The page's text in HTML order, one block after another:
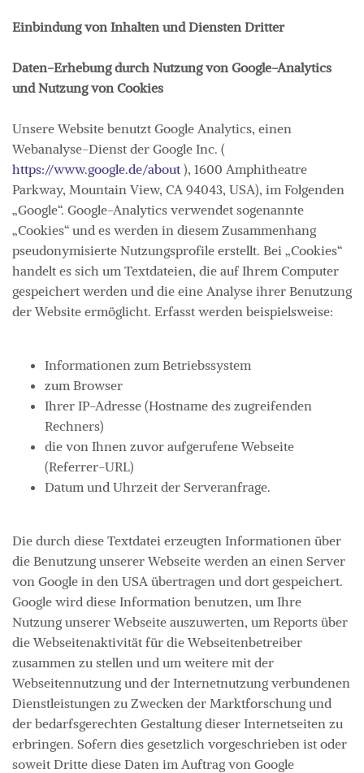
Einbindung von Inhalten und Diensten Dritter
Daten-Erhebung durch Nutzung von Google-Analytics
und Nutzung von Cookies
Unsere Website benutzt Google Analytics, einen
Webanalyse-Dienst der Google Inc. (
https://www.google.de/about ), 1600 Amphitheatre
Parkway, Mountain View, CA 94043, USA), im Folgenden
„Google“. Google-Analytics verwendet sogenannte
„Cookies“ und es werden in diesem Zusammenhang
pseudonymisierte Nutzungsprofile erstellt. Bei „Cookies“
handelt es sich um Textdateien, die auf Ihrem Computer
gespeichert werden und die eine Analyse ihrer Benutzung
der Website ermöglicht. Erfasst werden beispielsweise:
Informationen zum Betriebssystem
zum Browser
Ihrer IP-Adresse (Hostname des zugreifenden
Rechners)
die von Ihnen zuvor aufgerufene Webseite
(Referrer-URL)
Datum und Uhrzeit der Serveranfrage.
Die durch diese Textdatei erzeugten Informationen über
die Benutzung unserer Webseite werden an einen Server
von Google in den USA übertragen und dort gespeichert.
Google wird diese Information benutzen, um Ihre
Nutzung unserer Webseite auszuwerten, um Reports über
die Webseitenaktivität für die Webseitenbetreiber
zusammen zu stellen und um weitere mit der
Webseitennutzung und der Internetnutzung verbundenen
Dienstleistungen zu Zwecken der Marktforschung und
der bedarfsgerechten Gestaltung dieser Internetseiten zu
erbringen. Sofern dies gesetzlich vorgeschrieben ist oder
soweit Dritte diese Daten im Auftrag von Google